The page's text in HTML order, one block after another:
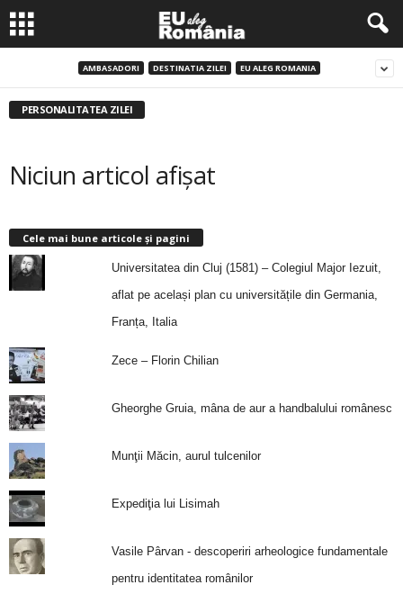
AMBASADORI DESTINATIA ZILEI EU ALEG ROMANIA
PERSONALITATEA ZILEI
Niciun articol afișat
Cele mai bune articole și pagini
Universitatea din Cluj (1581) – Colegiul Major Iezuit,
aflat pe același plan cu universitățile din Germania,
Franța, Italia
Zece – Florin Chilian
Gheorghe Gruia, mâna de aur a handbalului românesc
Munţii Măcin, aurul tulcenilor
Expediţia lui Lisimah
Vasile Pârvan - descoperiri arheologice fundamentale
pentru identitatea românilor